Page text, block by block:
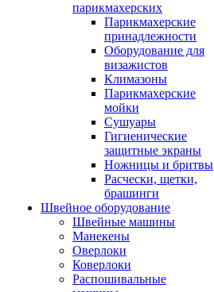
парикмахерских
Парикмахерские
принадлежности
Оборудование для
визажистов
Климазоны
Парикмахерские
мойки
Сушуары
Гигиенические
защитные экраны
Ножницы и бритвы
Расчески, щетки,
брашинги
Швейное оборудование
Швейные машины
Манекены
Оверлоки
Коверлоки
Распошивальные